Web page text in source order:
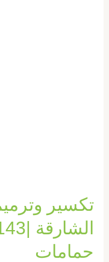
تكسير
حمامات